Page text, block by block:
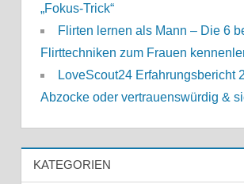
„Fokus-Trick“
Flirten lernen als Mann – Die 6
Flirttechniken zum Frauen
LoveScout24 Erfahrungsbericht
Abzocke oder vertrauenswürdig &
KATEGORIEN